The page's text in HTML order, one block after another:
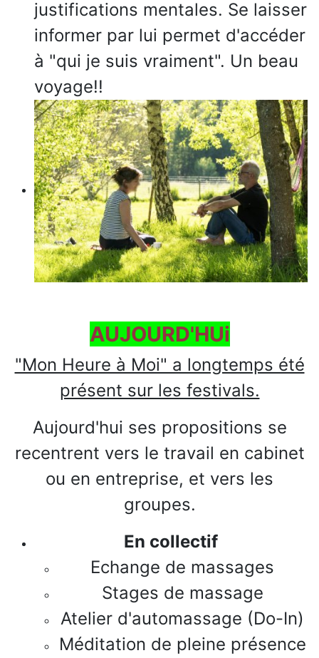
justifications mentales. Se laisser
informer par lui permet d'accéder
à "qui je suis vraiment". Un beau
voyage!!
AUJOURD'HUi
"Mon Heure à Moi" a longtemps été
présent sur les festivals.
Aujourd'hui ses propositions se
recentrent vers le travail en cabinet
ou en entreprise, et vers les
groupes.
En collectif
Echange de massages
Stages de massage
Atelier d'automassage (Do-In)
Méditation de pleine présence